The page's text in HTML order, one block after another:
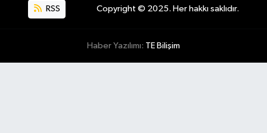
RSS Copyright © 2025. Her hakkı saklıdır.
Haber Yazılımı: TE Bilişim